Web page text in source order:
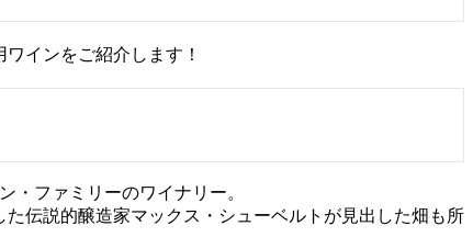
インをご紹介します！
・ファミリーのワイナリー。
伝説的醸造家マックス・シューベルトが見出した畑も所